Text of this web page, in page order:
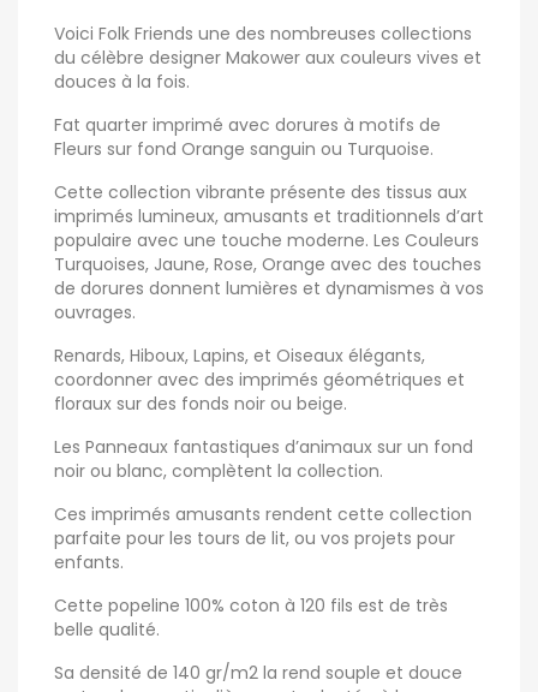
Voici Folk Friends une des nombreuses collections
du célèbre designer Makower aux couleurs vives et
douces à la fois.
Fat quarter imprimé avec dorures à motifs de
Fleurs sur fond Orange sanguin ou Turquoise.
Cette collection vibrante présente des tissus aux
imprimés lumineux, amusants et traditionnels d’art
populaire avec une touche moderne. Les Couleurs
Turquoises, Jaune, Rose, Orange avec des touches
de dorures donnent lumières et dynamismes à vos
ouvrages.
Renards, Hiboux, Lapins, et Oiseaux élégants,
coordonner avec des imprimés géométriques et
floraux sur des fonds noir ou beige.
Les Panneaux fantastiques d’animaux sur un fond
noir ou blanc, complètent la collection.
Ces imprimés amusants rendent cette collection
parfaite pour les tours de lit, ou vos projets pour
enfants.
Cette popeline 100% coton à 120 fils est de très
belle qualité.
Sa densité de 140 gr/m2 la rend souple et douce